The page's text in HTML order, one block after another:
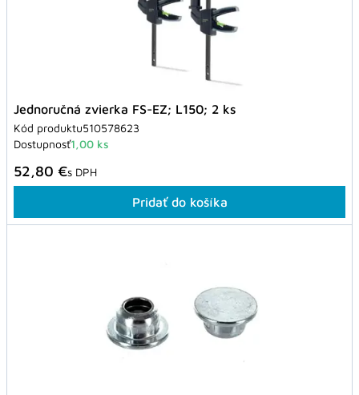
Jednoručná zvierka FS-EZ; L150; 2 ks
Kód produktu510578623
Dostupnosť1,00 ks
52,80 €s DPH
Pridať do košíka